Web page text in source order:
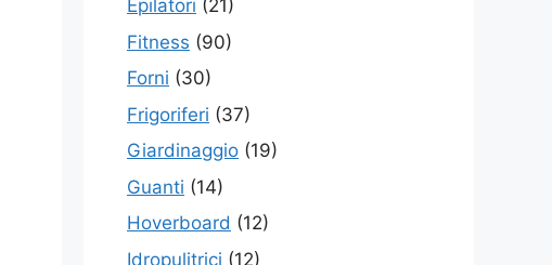
Epilatori (21)
Fitness (90)
Forni (30)
Frigoriferi (37)
Giardinaggio (19)
Guanti (14)
Hoverboard (12)
Idropulitrici (12)